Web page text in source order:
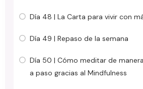
Día 48 | La Carta para vivir con
Día 49 | Repaso de la semana
Día 50 | Cómo meditar de
a paso gracias al Mindfulness